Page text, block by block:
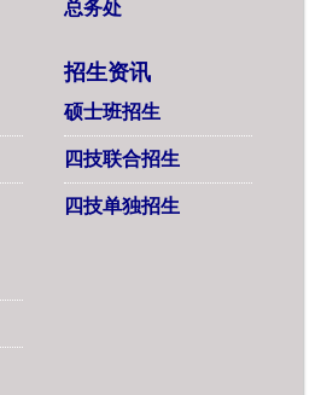
总务处
招生资讯
硕士班招生
四技联合招生
四技单独招生